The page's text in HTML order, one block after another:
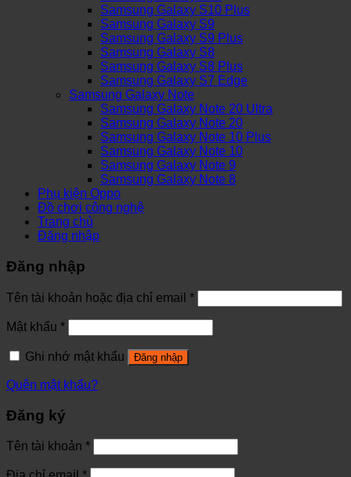
Samsung Galaxy S10 Plus
Samsung Galaxy S9
Samsung Galaxy S9 Plus
Samsung Galaxy S8
Samsung Galaxy S8 Plus
Samsung Galaxy S7 Edge
Samsung Galaxy Note
Samsung Galaxy Note 20 Ultra
Samsung Galaxy Note 20
Samsung Galaxy Note 10 Plus
Samsung Galaxy Note 10
Samsung Galaxy Note 9
Samsung Galaxy Note 8
Phụ kiện Oppo
Đồ chơi công nghệ
Trang chủ
Đăng nhập
Đăng nhập
Tên tài khoản hoặc địa chỉ email *
Mật khẩu *
Ghi nhớ mật khẩu Đăng nhập
Quên mật khẩu?
Đăng ký
Tên tài khoản *